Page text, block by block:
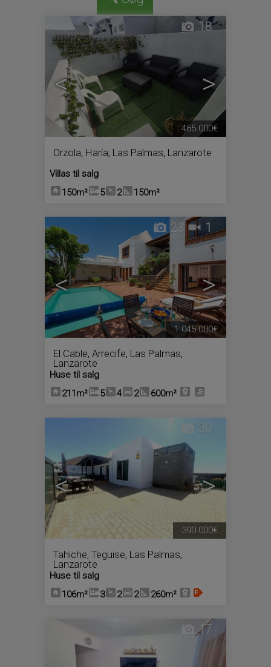
< >
18
Orzola, Haría, Las Palmas, Lanzarote
Villas til salg
150m²
5 2 150m²
465.000€
< >
23 1
El Cable, Arrecife, Las Palmas,
Lanzarote
Huse til salg
211m²
5 4 2 600m²
1.045.000€
< >
30
Tahiche, Teguise, Las Palmas,
Lanzarote
Huse til salg
106m²
3 2 2 260m²
390.000€
17